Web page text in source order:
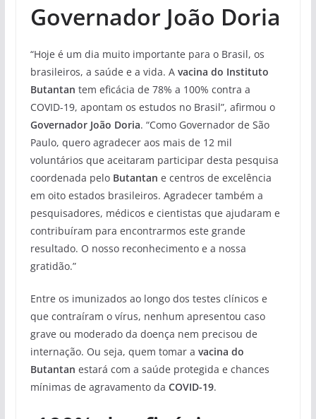
Governador João Doria
“Hoje é um dia muito importante para o Brasil, os
brasileiros, a saúde e a vida. Avacina do Instituto
Butantan tem eficácia de 78% a 100% contra a
COVID-19, apontam os estudos no Brasil”, afirmou o
Governador João Doria. “Como Governador de São
Paulo, quero agradecer aos mais de 12 mil
voluntários que aceitaram participar desta pesquisa
coordenada pelo Butantan e centros de excelência
em oito estados brasileiros. Agradecer também a
pesquisadores, médicos e cientistas que ajudaram e
contribuíram para encontrarmos este grande
resultado. O nosso reconhecimento e a nossa
gratidão.”
Entre os imunizados ao longo dos testes clínicos e
que contraíram o vírus, nenhum apresentou caso
grave ou moderado da doença nem precisou de
internação. Ou seja, quem tomar a vacina do
Butantan estará com a saúde protegida e chances
mínimas de agravamento da COVID-19.